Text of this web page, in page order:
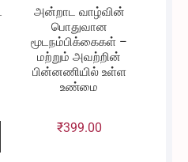
அன்றாட வாழ்வின்
பொதுவான
மூடநம்பிக்கைகள் –
மற்றும் அவற்றின்
பின்னணியில் உள்ள
உண்மை
₹399.00